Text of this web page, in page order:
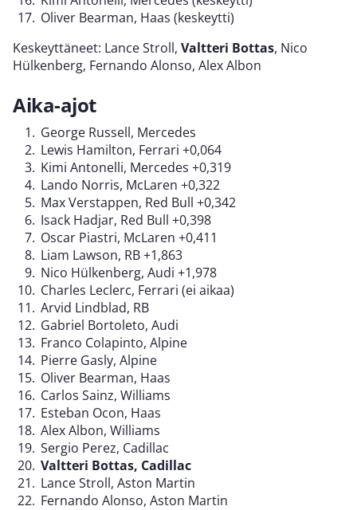
Oliver Bearman, Haas (keskeytti)
Keskeyttäneet: Lance Stroll, Valtteri Bottas, Nico
Hülkenberg, Fernando Alonso, Alex Albon
Aika-ajot
George Russell, Mercedes
Lewis Hamilton, Ferrari +0,064
Kimi Antonelli, Mercedes +0,319
Lando Norris, McLaren +0,322
Max Verstappen, Red Bull +0,342
Isack Hadjar, Red Bull +0,398
Oscar Piastri, McLaren +0,411
Liam Lawson, RB +1,863
Nico Hülkenberg, Audi +1,978
Charles Leclerc, Ferrari (ei aikaa)
Arvid Lindblad, RB
Gabriel Bortoleto, Audi
Franco Colapinto, Alpine
Pierre Gasly, Alpine
Oliver Bearman, Haas
Carlos Sainz, Williams
Esteban Ocon, Haas
Alex Albon, Williams
Sergio Perez, Cadillac
Valtteri Bottas, Cadillac
Lance Stroll, Aston Martin
Fernando Alonso, Aston Martin